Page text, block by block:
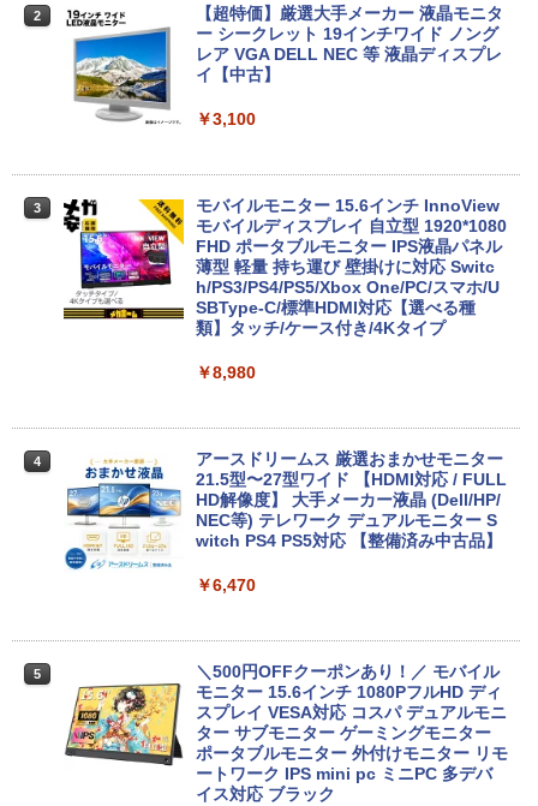
Anker Soundcore Liberty 5 ミッドナイトブ
ラック
￥14,990
軽量 ブルートゥースHi-Fi 最大36時間再生 ぶ
るーとゅーす コードレス ENCノイズキャン
セリング 自動ペアリング Type-C充電 マイク
付き 防水 タッチ式音量調整 スポーツ/通勤/通
学/WEB会議(ホワイト)
￥1,964
￥3,480
見知らぬ糸
￥250
￥250
On My Road (Stadium ver.)
by Amazon 天然水ラベルレス 2L×9本
￥1,117
強炭酸水 ペットボトル 500ミリリットル (Sm
art Basic)
￥1,625
コカ・コーラ やかんの麦茶 from 爽健美茶 ラ
ONE PIECE モノクロ版 115 (ジャンプコミッ
クスDIGITAL)
￥594
￥572
スーパーの裏でヤニ吸うふたり 9巻 (デジタル
版ビッグガンガンコミックス)
￥810
【マラソンP5倍/10%オフクーポン】中古
ノートパソコン Windows11 Pro Office
付き Panasonic Let's note CF-NX3 第4
12.1インチ Bluetoot WEBカメラ Wi-Fi
￥9,800
中古パソコン | Lenovo | ThinkPad L57
0 | Windows11 | ノートPC | 一年保証 |
第7世代 | Core i5 7200U 2.5(～最大3.1)
GHz | MEM:8GB | HDD:500GB | DVDマ
ro64Bit | ACアダプター付属
【期間限定 ポイント10倍】Lenovo Idea
Pad D330 10.1型 2-in-1 タブレットPC／
着脱式キーボード（intel 第九世代Celero
Type-C データ/充電可）/microSD対応
￥13,800
【期間限定破格金額！】新生活 新古品 W
in11搭載 パソコンノートパソコンoffice
付き 初心者向けノートPC 初期設定済 1
2
【超特価】厳選大手メーカー 液晶モニタ
ー シークレット 19インチワイド ノング
レア VGA DELL NEC 等 液晶ディスプレ
イ【中古】
￥3,100
3
モバイルモニター 15.6インチ InnoView
モバイルディスプレイ 自立型 1920*1080
FHD ポータブルモニター IPS液晶パネル
薄型 軽量 持ち運び 壁掛けに対応 Switc
h/PS3/PS4/PS5/Xbox One/PC/スマホ/U
SBType-C/標準HDMI対応【選べる種
類】タッチ/ケース付き/4Kタイプ
￥8,980
4
アースドリームス 厳選おまかせモニター
21.5型〜27型ワイド 【HDMI対応 / FULL
HD解像度】 大手メーカー液晶 (Dell/HP/
NEC等) テレワーク デュアルモニター S
witch PS4 PS5対応 【整備済み中古品】
￥6,470
5
＼500円OFFクーポンあり！／ モバイル
モニター 15.6インチ 1080PフルHD ディ
スプレイ VESA対応 コスパ デュアルモニ
ター サブモニター ゲーミングモニター
ポータブルモニター 外付けモニター リモ
ートワーク IPS mini pc ミニPC 多デバ
イス対応 ブラック